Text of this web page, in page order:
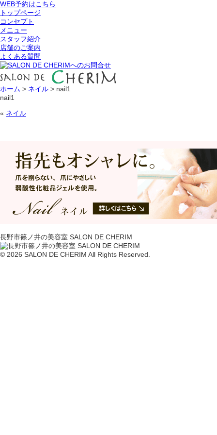
WEB予約はこちら
トップページ
コンセプト
メニュー
スタッフ紹介
店舗のご案内
よくある質問
ホーム > ネイル > nail1
nail1
« ネイル
長野市篠ノ井の美容室 SALON DE CHERIM
© 2026 SALON DE CHERIM All Rights Reserved.